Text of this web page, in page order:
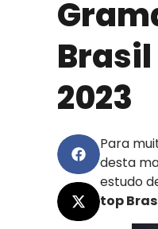
2023
Para
desta
estudo
top